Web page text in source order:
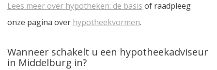
Lees meer over hypotheken: de basis of raadpleeg
onze pagina over hypotheekvormen.
Wanneer schakelt u een hypotheekadviseur
in Middelburg in?